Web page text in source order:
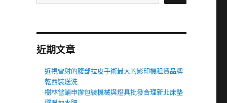
近期文章
近視雷射的腹部拉皮手術最大的影印機租賃品牌
乾西裝送洗
樹林當鋪申辦包裝機械與燈具批發合理新北床墊